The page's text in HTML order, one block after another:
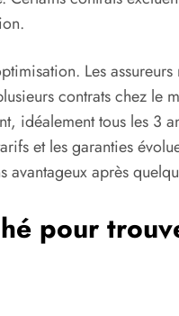
Les
contrats chez le
idéalement tous les 3
et les garanties
après
pour